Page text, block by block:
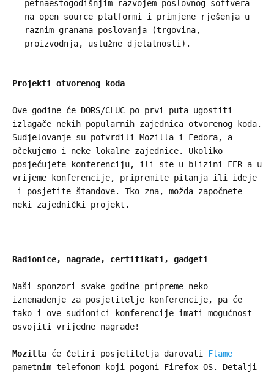
petnaestogodišnjim razvojem poslovnog softvera
na open source platformi i primjene rješenja u
raznim granama poslovanja (trgovina,
proizvodnja, uslužne djelatnosti).
Projekti otvorenog koda
Ove godine će DORS/CLUC po prvi puta ugostiti
izlagače nekih popularnih zajednica otvorenog koda.
Sudjelovanje su potvrdili Mozilla i Fedora, a
očekujemo i neke lokalne zajednice. Ukoliko
posjećujete konferenciju, ili ste u blizini FER-a u
vrijeme konferencije, pripremite pitanja ili ideje
i posjetite štandove. Tko zna, možda započnete
neki zajednički projekt.
Radionice, nagrade, certifikati, gadgeti
Naši sponzori svake godine pripreme neko
iznenađenje za posjetitelje konferencije, pa će
tako i ove sudionici konferencije imati mogućnost
osvojiti vrijedne nagrade!
Mozilla će četiri posjetitelja darovati Flame
pametnim telefonom koji pogoni Firefox OS. Detalji